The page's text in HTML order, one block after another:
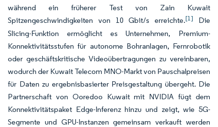
während ein früherer Test von Zain Kuwait
Spitzengeschwindigkeiten von 10 Gbit/s erreichte.[1]
Die
Slicing-Funktion ermöglicht es Unternehmen, Premium-
Konnektivitätsstufen für autonome Bohranlagen, Fernrobotik
oder geschäftskritische Videoübertragungen zu vereinbaren,
wodurch der Kuwait Telecom MNO-Markt von Pauschalpreisen
für Daten zu ergebnisbasierter Preisgestaltung übergeht. Die
Partnerschaft von Ooredoo Kuwait mit NVIDIA fügt dem
Konnektivitätspaket Edge-Inferenz hinzu und zeigt, wie 5G-
Segmente und GPU-Instanzen gemeinsam verkauft werden